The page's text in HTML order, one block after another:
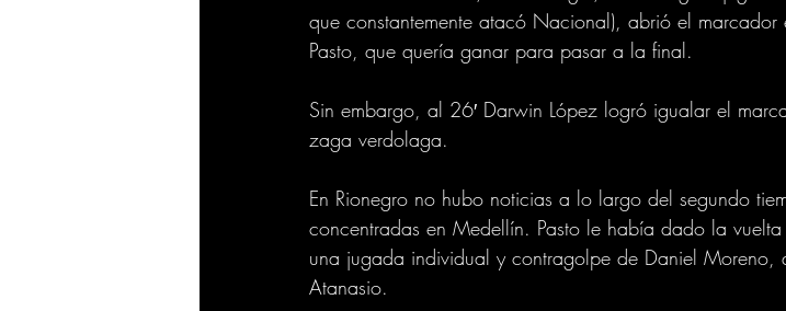
que constantemente atacó Nacional), abrió el
Pasto, que quería ganar para pasar a la final.
Sin embargo, al 26′ Darwin López logró igualar el
zaga verdolaga.
En Rionegro no hubo noticias a lo largo del segundo
concentradas en Medellín. Pasto le había dado la
una jugada individual y contragolpe de Daniel Moreno,
Atanasio.